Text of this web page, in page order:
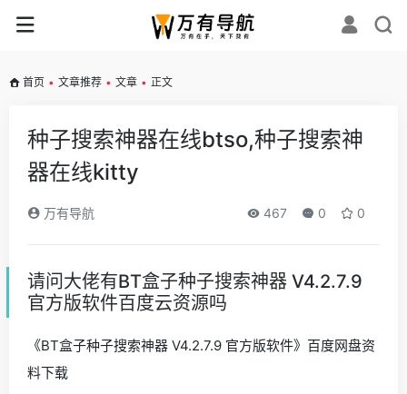
首页 • 文章推荐 • 文章 • 正文
种子搜索神器在线btso,种子搜索神
器在线kitty
万有导航 467 0 0
请问大佬有BT盒子种子搜索神器 V4.2.7.9
官方版软件百度云资源吗
《BT盒子种子搜索神器 V4.2.7.9 官方版软件》百度网盘资
料下载